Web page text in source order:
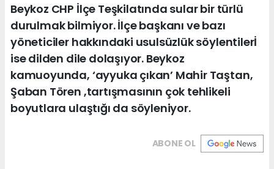
Beykoz CHP İlçe Teşkilatında sular bir türlü
durulmak bilmiyor. İlçe başkanı ve bazı
yöneticiler hakkındaki usulsüzlük söylentilerİ
ise dilden dile dolaşıyor. Beykoz
kamuoyunda, ‘ayyuka çıkan’ Mahir Taştan,
Şaban Tören ,tartışmasının çok tehlikeli
boyutlara ulaştığı da söyleniyor.
ABONE OL